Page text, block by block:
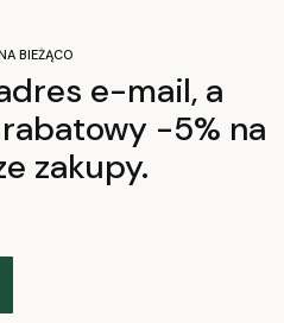
BIEŻĄCO
e-mail, a
-5% na
zakupy.